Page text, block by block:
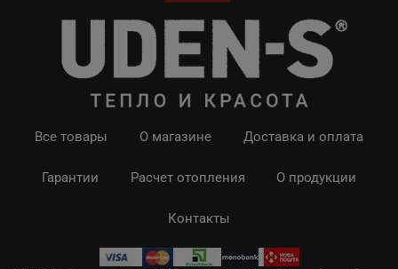
Все товары О магазине Доставка и оплата
Гарантии Расчет отопления О продукции
Контакты